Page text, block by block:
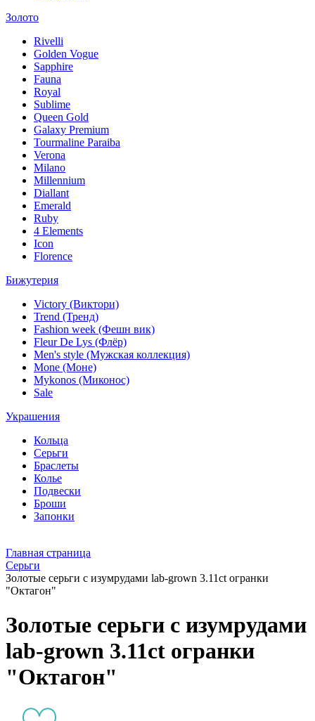
Золото
Rivelli
Golden Vogue
Sapphire
Fauna
Royal
Sublime
Queen Gold
Galaxy Premium
Tourmaline Paraiba
Verona
Milano
Millennium
Diallant
Emerald
Ruby
4 Elements
Icon
Florence
Бижутерия
Victory (Виктори)
Trend (Тренд)
Fashion week (Фешн вик)
Fleur De Lys (Флёр)
Men's style (Мужская коллекция)
Mone (Моне)
Mykonos (Миконос)
Sale
Украшения
Кольца
Серьги
Браслеты
Колье
Подвески
Броши
Запонки
Главная страница
Серьги
Золотые серьги с изумрудами lab-grown 3.11ct огранки
"Октагон"
Золотые серьги с изумрудами
lab-grown 3.11ct огранки
"Октагон"